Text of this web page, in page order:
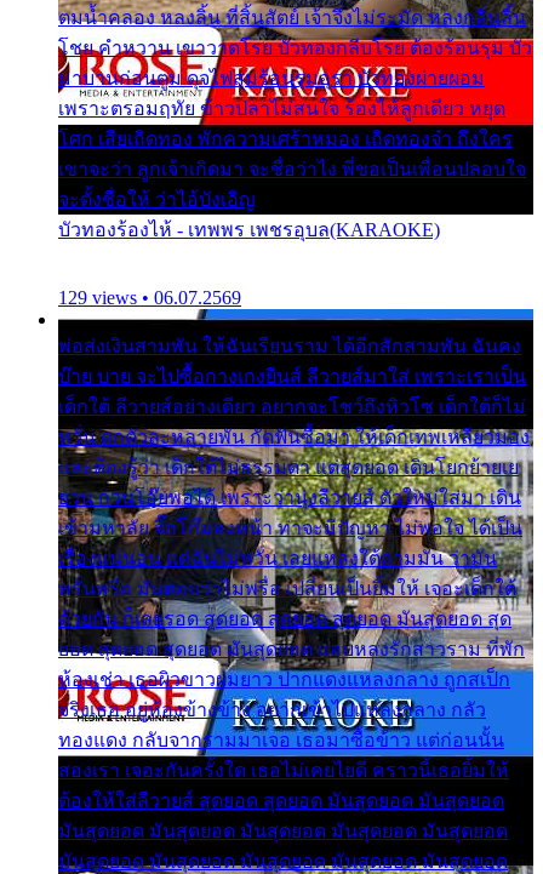
ตมน้ำคลอง หลงลิ้น ที่สิ้นสัตย์ เจ้าจึงไม่ระมัด หลงกลิ่นลิ้น
โชย คำหวาน เขาวาดโรย บัวทองกลีบโรย ต้องร้อนรุม บัว
มาบานก่อนตูม ดุจไฟสุมร้อนรุมอุรา บัวทองผ่ายผอม
เพราะตรอมฤทัย ข้าวปลาไม่สนใจ ร้องไห้ลูกเดียว หยุด
โศก เสียเถิดทอง พักความเศร้าหมอง เถิดทองจ๋า ถึงใคร
เขาจะว่า ลูกเจ้าเกิดมา จะชื่อว่าไง พี่ขอเป็นเพื่อนปลอบใจ
จะตั้งชื่อให้ ว่าไอ้บังเอิญ
บัวทองร้องไห้ - เทพพร เพชรอุบล(KARAOKE)
129 views • 06.07.2569
พ่อส่งเงินสามพัน ให้ฉันเรียนราม ได้อีกสักสามพัน ฉันคง
บ๊าย บาย จะไปซื้อกางเกงยีนส์ ลีวายส์มาใส่ เพราะเราเป็น
เด็กใต้ ลีวายส์อย่างเดียว อยากจะโชว์ถึงหิวโซ เด็กใต้ก็ไม่
หวั่น ตกตัวละหลายพัน กัดฟันซื้อมา ให้เด็กเทพเหลียวมอง
และต้องรู้ว่า เด็กใต้ไม่ธรรมดา แต่สุดยอด เดินโยกย้ายเย
ยวน กวนโอ๊ยพอได้ เพราะว่านุ่งลีวายส์ ตัวใหม่ใส่มา เดิน
เข้ามหาลัย จิ๊กโก๊มองหน้า ท่าจะมีปัญหา ไม่พอใจ ได้เป็น
เรื่องแน่นอน แต่ฉันไม่หวั่น เลยแหลงใต้ถามมัน ว่ามัน
พรั่นพรือ มันตอบว่าไม่พรื่อ เปลี่ยนเป็นยิ้มให้ เจอะเด็กใต้
ด้วยกัน ก็เลยรอด สุดยอด สุดยอด สุดยอด มันสุดยอด สุด
ยอด สุดยอด สุดยอด มันสุดยอด แอบหลงรักสาวราม ที่พัก
ห้องเช่า เธอผิวขาวผมยาว ปากแดงแหลงกลาง ถูกสเป็ก
จริงเธอ อยู่ห้องข้างข้าง อยากเข้าไปแหลงกลาง กลัว
ทองแดง กลับจากรามมาเจอ เธอมาซื้อข้าว แต่ก่อนนั้น
สองเรา เจอะกันครั้งใด เธอไม่เคยไยดี คราวนี้เธอยิ้มให้
ต้องให้ใส่ลีวายส์ สุดยอด สุดยอด มันสุดยอด มันสุดยอด
มันสุดยอด มันสุดยอด มันสุดยอด มันสุดยอด มันสุดยอด
มันสุดยอด มันสุดยอด มันสุดยอด มันสุดยอด มันสุดยอด